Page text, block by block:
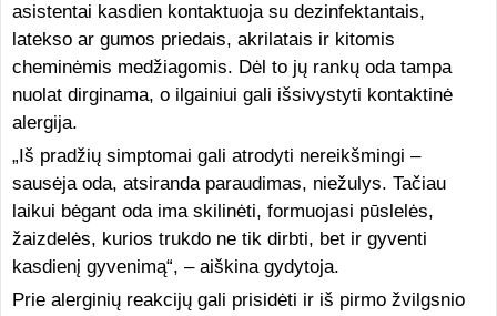
asistentai kasdien kontaktuoja su dezinfektantais,
latekso ar gumos priedais, akrilatais ir kitomis
cheminėmis medžiagomis. Dėl to jų rankų oda tampa
nuolat dirginama, o ilgainiui gali išsivystyti kontaktinė
alergija.
„Iš pradžių simptomai gali atrodyti nereikšmingi –
sausėja oda, atsiranda paraudimas, niežulys. Tačiau
laikui bėgant oda ima skilinėti, formuojasi pūslelės,
žaizdelės, kurios trukdo ne tik dirbti, bet ir gyventi
kasdienį gyvenimą“, – aiškina gydytoja.
Prie alerginių reakcijų gali prisidėti ir iš pirmo žvilgsnio